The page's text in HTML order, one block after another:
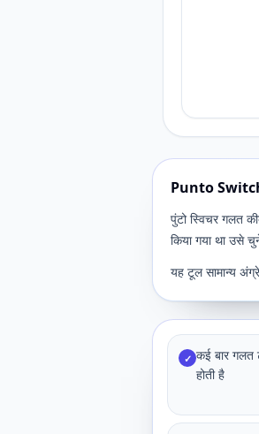
Punto
पुंटो स्विचर गलत
किया गया था उसे
यह टूल सामान्य
✓ कई बार गलत
होती है